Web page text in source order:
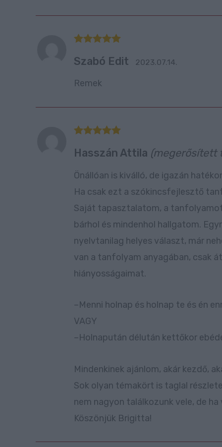
5/ 5
Szabó Edit 2023.07.14.
Remek
5/ 5
Hasszán Attila (megerősített
Önállóan is kiválló, de igazán
Ha csak ezt a szókincsfejlesztő
Saját tapasztalatom, a
bárhol és mindenhol hallgatom.
nyelvtanilag helyes választ, már
van a tanfolyam anyagában, csak
hiányosságaimat.
–Menni holnap és holnap te és én
VAGY
–Holnapután délután kettőkor
Mindenkinek ajánlom, akár kezdő,
Sok olyan témakört is taglal
nem nagyon találkozunk vele, de
Köszönjük Brigitta!